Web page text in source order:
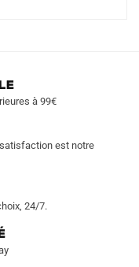
à 99€
est notre
24/7.